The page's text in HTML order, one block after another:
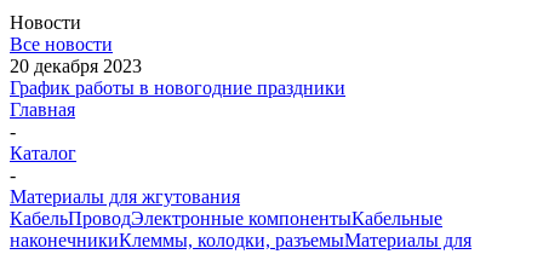
Новости
Все новости
20 декабря 2023
График работы в новогодние праздники
Главная
-
Каталог
-
Материалы для жгутования
КабельПроводЭлектронные компонентыКабельные
наконечникиКлеммы, колодки, разъемыМатериалы для